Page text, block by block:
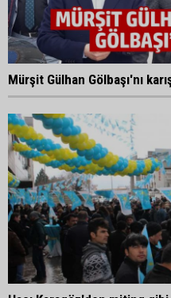
Mürşit Gülhan Gölbaşı'nı